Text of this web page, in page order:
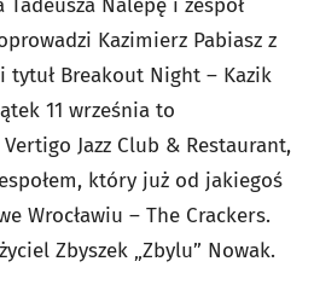
Nalepę i zespół
Kazimierz Pabiasz z
tytuł Breakout Night – Kazik
11 września to
Jazz Club & Restaurant,
który już od jakiegoś
Wrocławiu – The Crackers.
Zbyszek „Zbylu” Nowak.